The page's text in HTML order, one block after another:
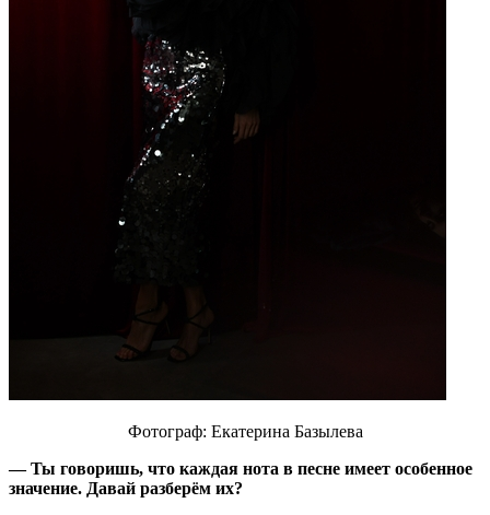
Фотограф: Екатерина Базылева
— Ты говоришь, что каждая нота в песне имеет особенное
значение. Давай разберём их?